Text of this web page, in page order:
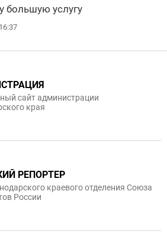
большую услугу
сайт администрации
края
РЕПОРТЕР
краевого отделения Союза
России